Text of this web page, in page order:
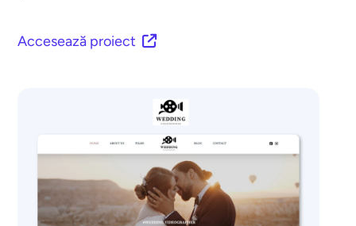
Accesează proiect